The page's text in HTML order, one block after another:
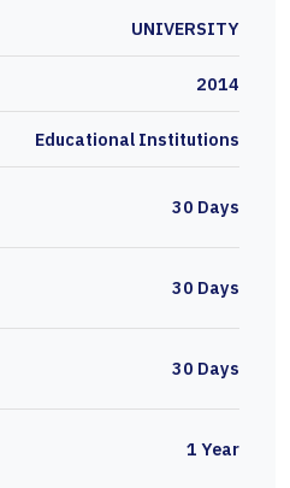
UNIVERSITY
2014
Educational Institutions
30 Days
30 Days
30 Days
1 Year